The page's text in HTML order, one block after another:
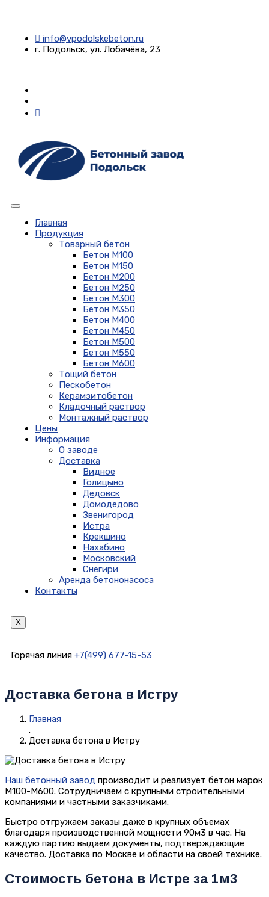
info@vpodolskebeton.ru
г. Подольск, ул. Лобачёва, 23
Главная
Продукция
Товарный бетон
Бетон М100
Бетон М150
Бетон М200
Бетон М250
Бетон М300
Бетон М350
Бетон М400
Бетон М450
Бетон М500
Бетон М550
Бетон М600
Тощий бетон
Пескобетон
Керамзитобетон
Кладочный раствор
Монтажный раствор
Цены
Информация
О заводе
Доставка
Видное
Голицыно
Дедовск
Домодедово
Звенигород
Истра
Крекшино
Нахабино
Московский
Снегири
Аренда бетононасоса
Контакты
X
Горячая линия +7(499) 677-15-53
Доставка бетона в Истру
Главная
.
Доставка бетона в Истру
Наш бетонный завод производит и реализует бетон марок
М100-М600. Сотрудничаем с крупными строительными
компаниями и частными заказчиками.
Быстро отгружаем заказы даже в крупных объемах
благодаря производственной мощности 90м3 в час. На
каждую партию выдаем документы, подтверждающие
качество. Доставка по Москве и области на своей технике.
Стоимость бетона в Истре за 1м3